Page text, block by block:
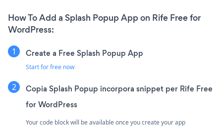
How To Add a Splash Popup App on Rife Free for
WordPress:
Create a Free Splash Popup App
Start for free now
Copia Splash Popup incorpora snippet per Rife Free
for WordPress
Your code block will be available once you create your app